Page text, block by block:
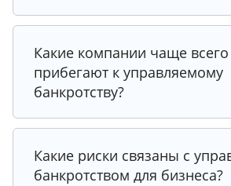
Какие компании чаще всего
прибегают к управляемому
банкротству?
Какие риски связаны с
банкротством для бизнеса?